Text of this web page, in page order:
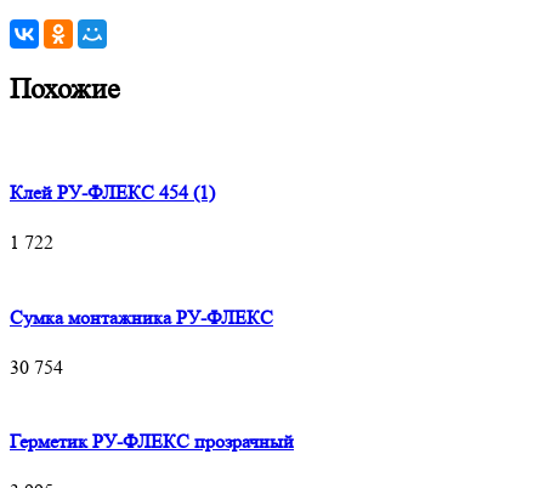
Похожие
Клей РУ-ФЛЕКС 454 (1)
1 722
Сумка монтажника РУ-ФЛЕКС
30 754
Герметик РУ-ФЛЕКС прозрачный